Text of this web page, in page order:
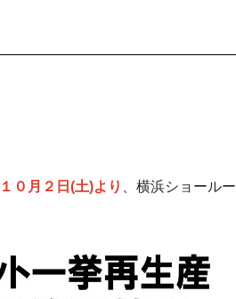
１０月２日(土)より
、横浜ショールー